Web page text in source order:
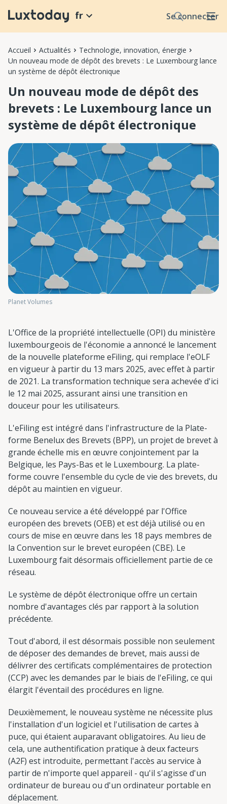
Se connecter
fr
Accueil Actualités
Technologie, innovation, énergie
Un nouveau mode de dépôt des brevets : Le Luxembourg lance
un système de dépôt électronique
Un nouveau mode de dépôt des
brevets : Le Luxembourg lance un
système de dépôt électronique
Planet Volumes
L'Office de la propriété intellectuelle (OPI) du ministère
luxembourgeois de l'économie a annoncé le lancement
de la nouvelle plateforme eFiling, qui remplace l'eOLF
en vigueur à partir du 13 mars 2025, avec effet à partir
de 2021. La transformation technique sera achevée d'ici
le 12 mai 2025, assurant ainsi une transition en
douceur pour les utilisateurs.
L'eFiling est intégré dans l'infrastructure de la Plate-
forme Benelux des Brevets (BPP), un projet de brevet à
grande échelle mis en œuvre conjointement par la
Belgique, les Pays-Bas et le Luxembourg. La plate-
forme couvre l'ensemble du cycle de vie des brevets, du
dépôt au maintien en vigueur.
Ce nouveau service a été développé par l'Office
européen des brevets (OEB) et est déjà utilisé ou en
cours de mise en œuvre dans les 18 pays membres de
la Convention sur le brevet européen (CBE). Le
Luxembourg fait désormais officiellement partie de ce
réseau.
Le système de dépôt électronique offre un certain
nombre d'avantages clés par rapport à la solution
précédente.
Tout d'abord, il est désormais possible non seulement
de déposer des demandes de brevet, mais aussi de
délivrer des certificats complémentaires de protection
(CCP) avec les demandes par le biais de l'eFiling, ce qui
élargit l'éventail des procédures en ligne.
Deuxièmement, le nouveau système ne nécessite plus
l'installation d'un logiciel et l'utilisation de cartes à
puce, qui étaient auparavant obligatoires. Au lieu de
cela, une authentification pratique à deux facteurs
(A2F) est introduite, permettant l'accès au service à
partir de n'importe quel appareil - qu'il s'agisse d'un
ordinateur de bureau ou d'un ordinateur portable en
déplacement.